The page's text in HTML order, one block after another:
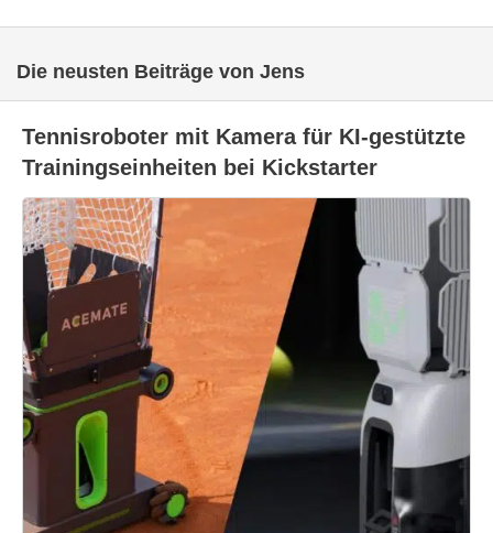
Die neusten Beiträge von Jens
Tennisroboter mit Kamera für KI-gestützte
Trainingseinheiten bei Kickstarter